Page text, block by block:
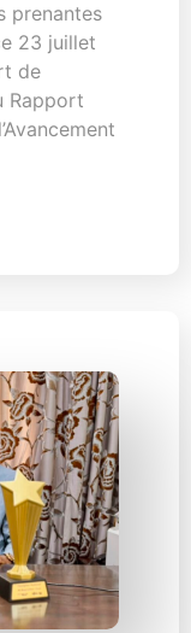
prenantes
23 juillet
de
Rapport